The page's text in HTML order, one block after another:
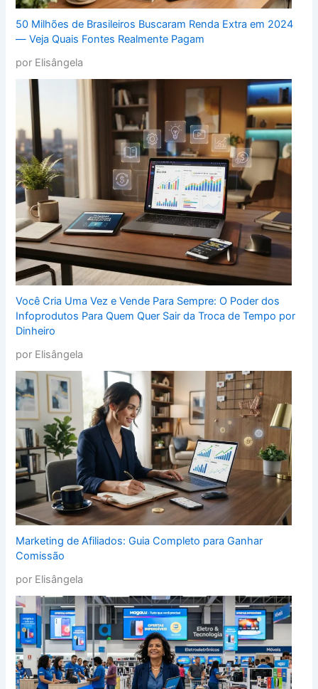
50 Milhões de Brasileiros Buscaram Renda Extra em 2024
— Veja Quais Fontes Realmente Pagam
por Elisângela
Você Cria Uma Vez e Vende Para Sempre: O Poder dos
Infoprodutos Para Quem Quer Sair da Troca de Tempo por
Dinheiro
por Elisângela
Marketing de Afiliados: Guia Completo para Ganhar
Comissão
por Elisângela